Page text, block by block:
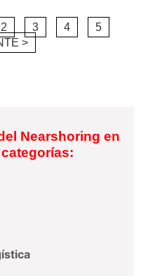
2 3 4
5
>
Nearshoring en